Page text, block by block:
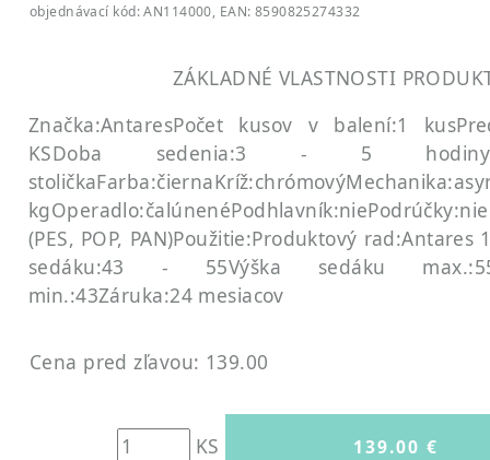
objednávací kód: AN114000, EAN: 8590825274332
ZÁKLADNÉ VLASTNOSTI
Značka:AntaresPočet kusov v balení:1 kus
KSDoba sedenia:3 - 5 hodiny
stoličkaFarba:čiernaKríž:chrómový
kgOperadlo:čalúnenéPodhlavník:niePodrúčky:nie
(PES, POP, PAN)Použitie:Produktový rad:Antares
sedáku:43 - 55Výška sedáku
min.:43Záruka:24 mesiacov
Cena pred zľavou: 139.00
KS